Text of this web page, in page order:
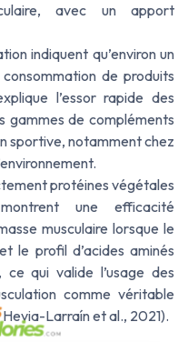
avec un apport
indiquent qu’environ un
de produits
l’essor rapide des
gammes de compléments
sportive, notamment chez
protéines végétales
une efficacité
musculaire lorsque le
le profil d’acides aminés
qui valide l’usage des
comme véritable
Larraín et al., 2021).